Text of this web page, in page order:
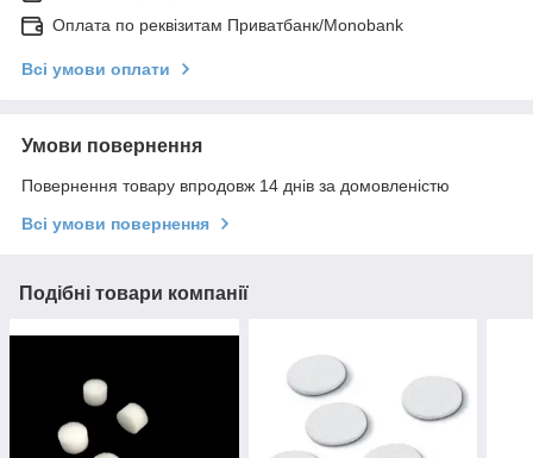
Оплата по реквізитам Приватбанк/Monobank
Всі умови оплати
Умови повернення
Повернення товару впродовж 14 днів за домовленістю
Всі умови повернення
Подібні товари компанії